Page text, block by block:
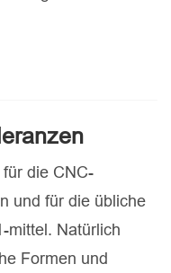
die CNC-
und für die übliche
mittel. Natürlich
Formen und